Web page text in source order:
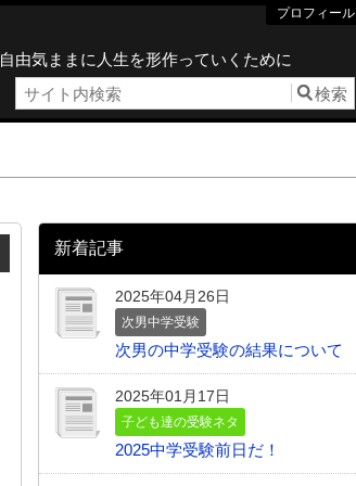
プロフィール
自由気ままに人生を形作っていくために
新着記事
2025年04月26日
次男中学受験
次男の中学受験の結果について
2025年01月17日
子ども達の受験ネタ
2025中学受験前日だ！